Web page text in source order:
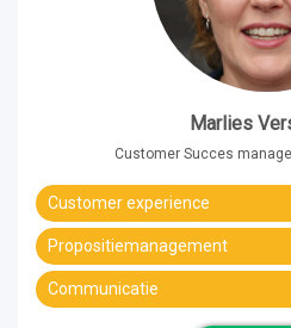
Marlies
Customer Succes
Customer experience
Propositiemanagement
Communicatie